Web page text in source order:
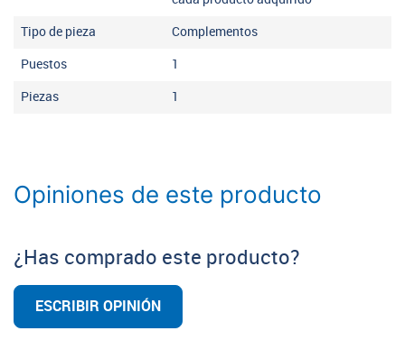
Tipo de pieza Complementos
Puestos 1
Piezas 1
Opiniones de este producto
¿Has comprado este producto?
ESCRIBIR OPINIÓN